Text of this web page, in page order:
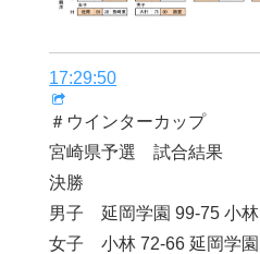
17:29:50
＃ウインターカップ
宮崎県予選 試合結果
決勝
男子 延岡学園 99-75 小林
女子 小林 72-66 延岡学園